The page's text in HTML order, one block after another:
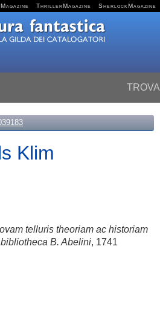
ThrillerMagazine SherlockMagazine
TROVA
Klim
telluris theoriam ac historiam
B. Abelini, 1741